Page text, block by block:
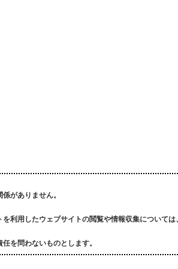
がありません。
を利用したウェブサイトの閲覧や情報収集については
を問わないものとします。